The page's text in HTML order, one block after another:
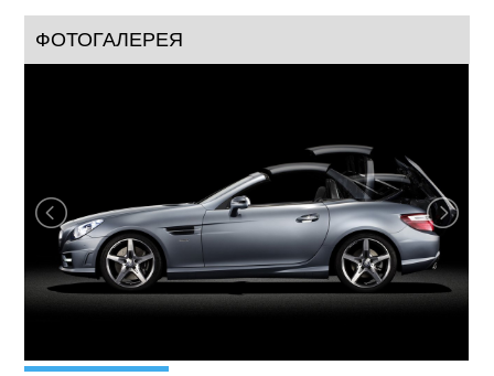
ФОТОГАЛЕРЕЯ